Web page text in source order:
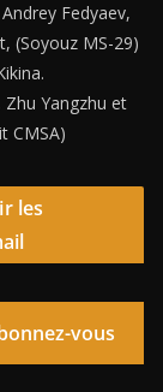
Fedyaev,
(Soyouz MS-29)
Zhu Yangzhu et
CMSA)
les
vous